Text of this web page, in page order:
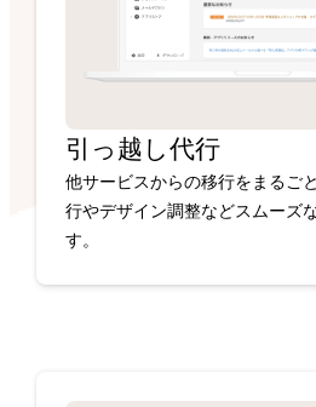
引っ越し代行
他サービスからの移行をまるご
行やデザイン調整などスムーズ
す。